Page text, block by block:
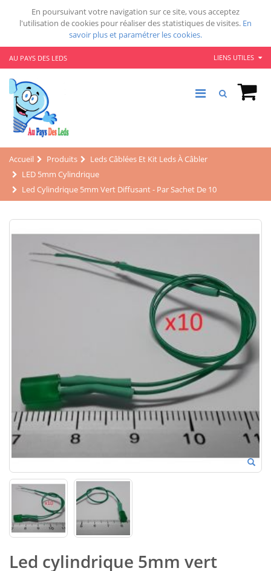
En poursuivant votre navigation sur ce site, vous acceptez
l'utilisation de cookies pour réaliser des statistiques de visites. En
savoir plus et paramétrer les cookies.
AU PAYS DES LEDS LIENS UTILES
Accueil Produits
Leds Câblées Et Kit Leds À Câbler
LED 5mm Cylindrique
Led Cylindrique 5mm Vert Diffusant - Par Sachet De 10
Led cylindrique 5mm vert